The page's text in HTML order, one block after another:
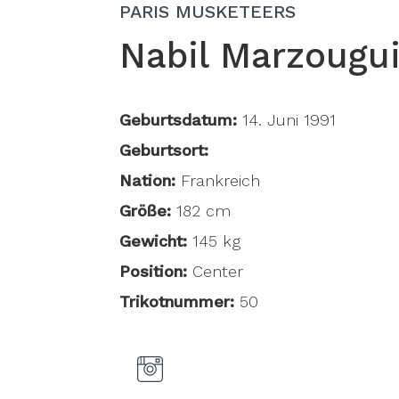
PARIS MUSKETEERS
Nabil
Geburtsdatum:14. Juni 1991
Geburtsort:
Nation: Frankreich
Größe: 182 cm
Gewicht: 145 kg
Position: Center
Trikotnummer: 50